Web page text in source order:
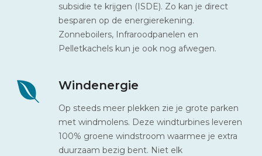
subsidie te krijgen (ISDE). Zo kan je direct
besparen op de energierekening.
Zonneboilers, Infraroodpanelen en
Pelletkachels kun je ook nog afwegen.
Windenergie
Op steeds meer plekken zie je grote parken
met windmolens. Deze windturbines leveren
100% groene windstroom waarmee je extra
duurzaam bezig bent. Niet elk